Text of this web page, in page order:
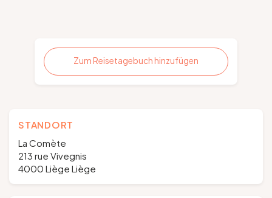
Zum Reisetagebuch hinzufügen
STANDORT
La Comète
213 rue Vivegnis
4000 Liège Liège